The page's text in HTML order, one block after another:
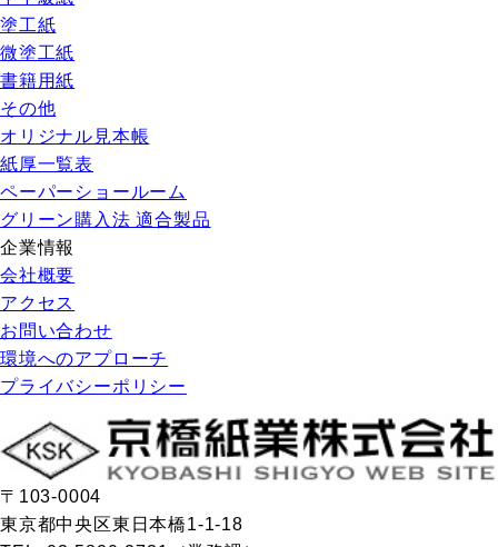
塗工紙
微塗工紙
書籍用紙
その他
オリジナル見本帳
紙厚一覧表
ペーパーショールーム
グリーン購入法 適合製品
企業情報
会社概要
アクセス
お問い合わせ
環境へのアプローチ
プライバシーポリシー
〒103-0004
東京都中央区東日本橋1-1-18